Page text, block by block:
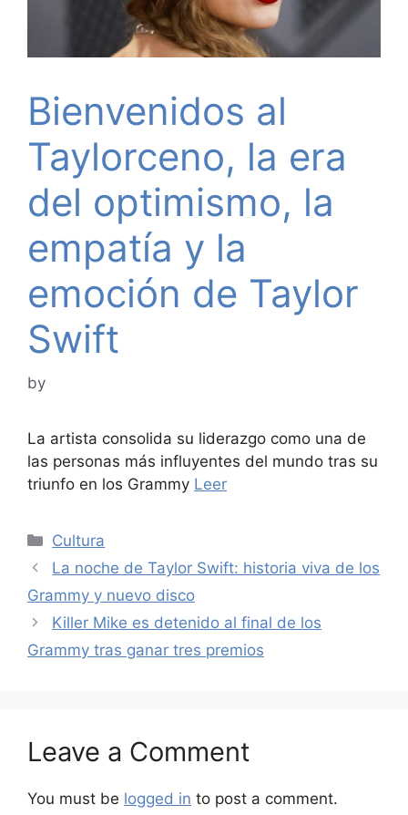
Bienvenidos al
Taylorceno, la era
del optimismo, la
empatía y la
emoción de Taylor
Swift
by
La artista consolida su liderazgo como una de
las personas más influyentes del mundo tras su
triunfo en los Grammy Leer
Categories
Cultura
La noche de Taylor Swift: historia viva de los
Grammy y nuevo disco
Killer Mike es detenido al final de los
Grammy tras ganar tres premios
Leave a Comment
You must be logged in to post a comment.